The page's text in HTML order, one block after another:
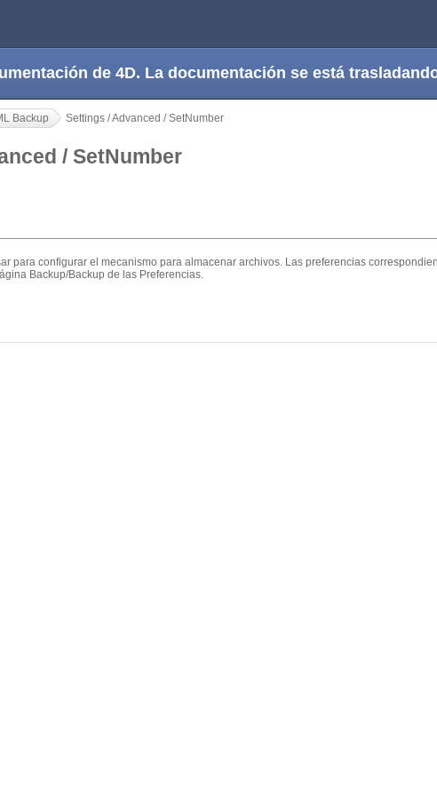
de 4D. La documentación se está
Backup Settings / Advanced / SetNumber
/ SetNumber
para configurar el mecanismo para almacenar archivos. Las preferencias
Backup/Backup de las Preferencias.